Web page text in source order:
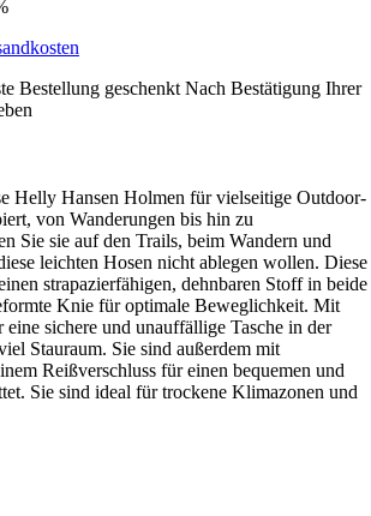
Bestellung geschenkt Nach Bestätigung Ihrer
Helly Hansen Holmen für vielseitige Outdoor-
von Wanderungen bis hin zu
Sie sie auf den Trails, beim Wandern und
leichten Hosen nicht ablegen wollen. Diese
strapazierfähigen, dehnbaren Stoff in beide
Knie für optimale Beweglichkeit. Mit
eine sichere und unauffällige Tasche in der
Stauraum. Sie sind außerdem mit
Reißverschluss für einen bequemen und
Sie sind ideal für trockene Klimazonen und